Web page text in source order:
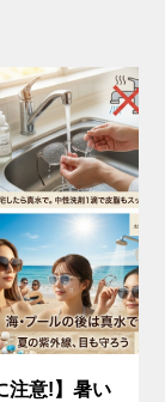
注意!】暑い